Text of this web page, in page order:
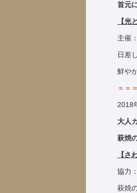
首元
【光
主催
日差
鮮や
＝＝
2018
大人
萩焼
【さ
協力
萩焼